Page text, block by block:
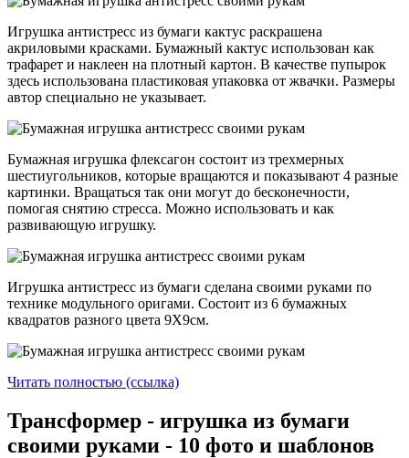
Игрушка антистресс из бумаги кактус раскрашена
акриловыми красками. Бумажный кактус использован как
трафарет и наклеен на плотный картон. В качестве пупырок
здесь использована пластиковая упаковка от жвачки. Размеры
автор специально не указывает.
Бумажная игрушка флексагон состоит из трехмерных
шестиугольников, которые вращаются и показывают 4 разные
картинки. Вращаться так они могут до бесконечности,
помогая снятию стресса. Можно использовать и как
развивающую игрушку.
Игрушка антистресс из бумаги сделана своими руками по
технике модульного оригами. Состоит из 6 бумажных
квадратов разного цвета 9Х9см.
Читать полностью (ссылка)
Трансформер - игрушка из бумаги
своими руками - 10 фото и шаблонов